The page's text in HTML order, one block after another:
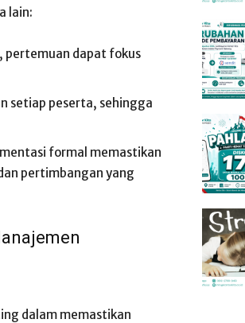
lain:
pertemuan dapat fokus
setiap peserta, sehingga
formal memastikan
pertimbangan yang
dalam memastikan